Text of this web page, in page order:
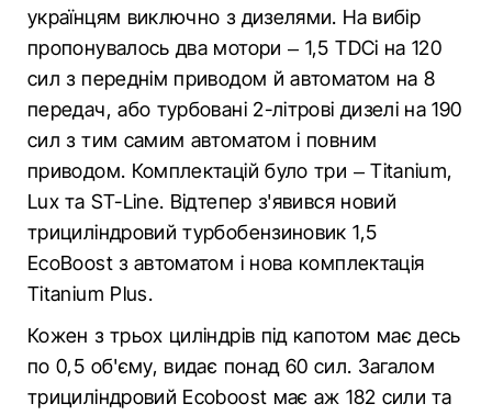
українцям виключно з дизелями. На вибір
пропонувалось два мотори – 1,5 TDCi на 120
сил з переднім приводом й автоматом на 8
передач, або турбовані 2-літрові дизелі на 190
сил з тим самим автоматом і повним
приводом. Комплектацій було три – Titanium,
Lux та ST-Line. Відтепер з'явився новий
трициліндровий турбобензиновик 1,5
EcoBoost з автоматом і нова комплектація
Titanium Plus.
Кожен з трьох циліндрів під капотом має десь
по 0,5 об'єму, видає понад 60 сил. Загалом
трициліндровий Ecoboost має аж 182 сили та